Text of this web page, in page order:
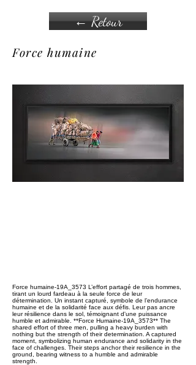
← Retour
Force humaine
Force humaine-19A_3573 L’effort partagé de trois hommes,
tirant un lourd fardeau à la seule force de leur
détermination. Un instant capturé, symbole de l’endurance
humaine et de la solidarité face aux défis. Leur pas ancre
leur résilience dans le sol, témoignant d'une puissance
humble et admirable. **Force Humaine-19A_3573** The
shared effort of three men, pulling a heavy burden with
nothing but the strength of their determination. A captured
moment, symbolizing human endurance and solidarity in the
face of challenges. Their steps anchor their resilience in the
ground, bearing witness to a humble and admirable
strength.